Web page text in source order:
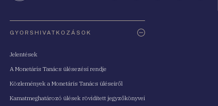
GYORSHIVATKOZÁSOK
Jelentések
A Monetáris Tanács ülésezési rendje
Közlemények a Monetáris Tanács üléseiről
Kamatmeghatározó ülések rövidített jegyzőkönyvei